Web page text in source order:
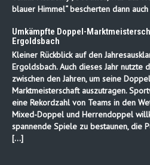
blauer Himmel“ bescherten dann
Umkämpfte Doppel-
Ergoldsbach
Kleiner Rückblick auf den
Ergoldsbach. Auch dieses Jahr nutzte
zwischen den Jahren, um seine
Marktmeisterschaft auszutragen.
eine Rekordzahl von Teams in den
Mixed-Doppel und Herrendoppel
spannende Spiele zu bestaunen, die
[…]